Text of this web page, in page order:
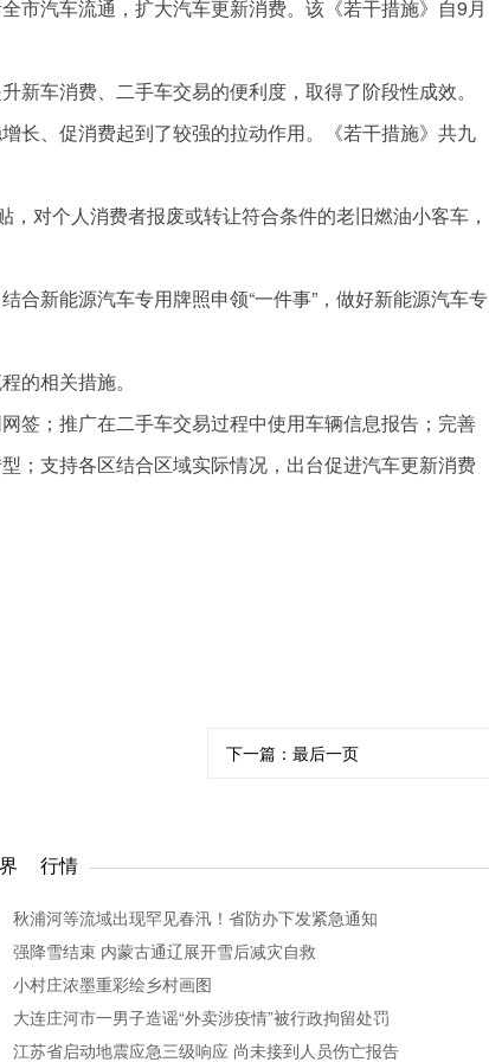
市汽车流通，扩大汽车更新消费。该《若干措施》自9月
车消费、二手车交易的便利度，取得了阶段性成效。
长、促消费起到了较强的拉动作用。《若干措施》共九
对个人消费者报废或转让符合条件的老旧燃油小客车，
合新能源汽车专用牌照申领“一件事”，做好新能源汽车专
的相关措施。
签；推广在二手车交易过程中使用车辆信息报告；完善
；支持各区结合区域实际情况，出台促进汽车更新消费
下一篇： 最后一页
行情
秋浦河等流域出现罕见春汛！省防办下发紧急通知
强降雪结束 内蒙古通辽展开雪后减灾自救
小村庄浓墨重彩绘乡村画图
大连庄河市一男子造谣“外卖涉疫情”被行政拘留处罚
江苏省启动地震应急三级响应 尚未接到人员伤亡报告